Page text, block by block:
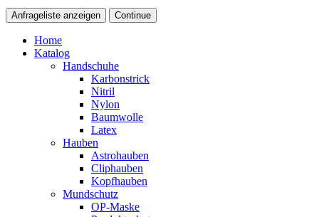
Anfrageliste anzeigen Continue
Home
Katalog
Handschuhe
Karbonstrick
Nitril
Nylon
Baumwolle
Latex
Hauben
Astrohauben
Cliphauben
Kopfhauben
Mundschutz
OP-Maske